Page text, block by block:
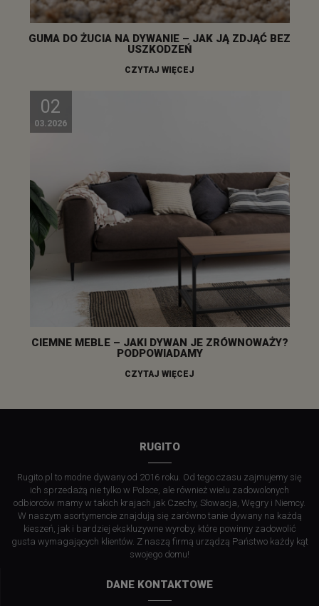
GUMA DO ŻUCIA NA DYWANIE – JAK JĄ ZDJĄĆ BEZ
USZKODZEŃ
CZYTAJ WIĘCEJ
02
03.2026
CIEMNE MEBLE – JAKI DYWAN JE ZRÓWNOWAŻY?
PODPOWIADAMY
CZYTAJ WIĘCEJ
RUGITO
Rugito.pl to modne dywany od 2016 roku. Od tego czasu zajmujemy się
ich sprzedażą nie tylko w Polsce, ale również wielu zadowolonych
odbiorców mamy w takich krajach jak Czechy, Słowacja, Węgry i Niemcy.
W naszym asortymencie znajdują się zarówno tanie dywany na każdą
kieszeń, jak i bardziej ekskluzywne wyroby, które powinny zadowolić
gusta wymagających klientów. Z naszą firmą urządzą Państwo każdy kąt
swojego domu!
DANE KONTAKTOWE